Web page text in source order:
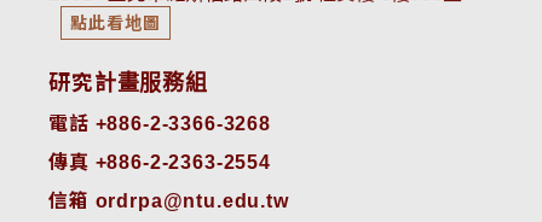
點此看地圖
研究計畫服務組
電話 +886-2-3366-3268
傳真 +886-2-2363-2554
信箱 ordrpa@ntu.edu.tw